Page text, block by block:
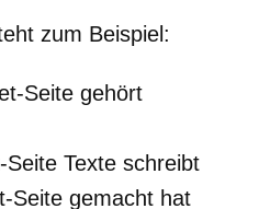
zum Beispiel:
Seite gehört
Texte schreibt
Seite gemacht hat